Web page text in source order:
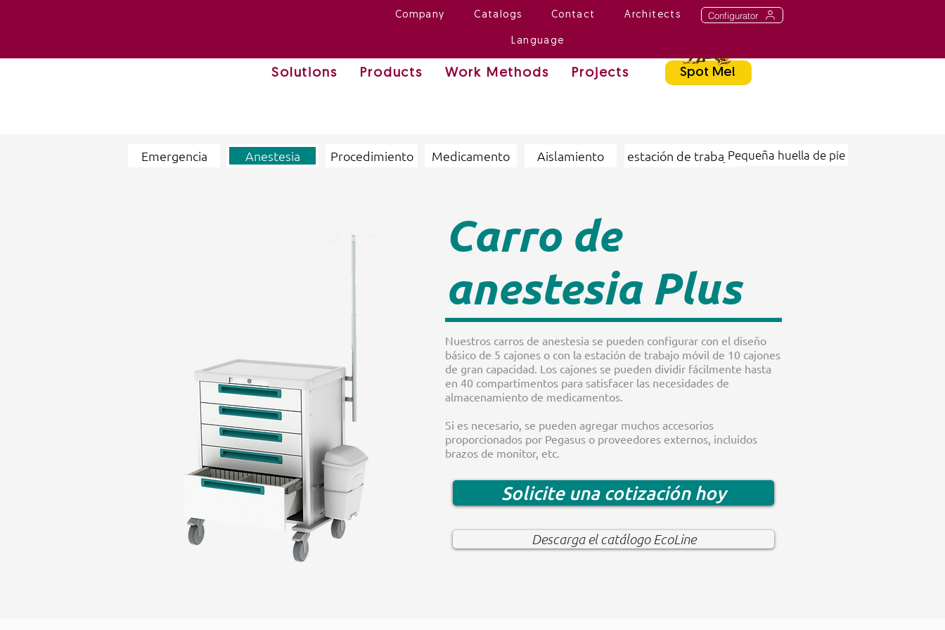
Solutions Products Work Methods Projects Spot Me!
Company Catalogs Contact Architects
Language
Configurator
Emergencia Anestesia Procedimiento Medicamento Aislamiento estación de trabajoPequeña huella de pie
Carro de
anestesia Plus
Nuestros carros de anestesia se pueden configurar con el diseño
básico de 5 cajones o con la estación de trabajo móvil de 10 cajones
de gran capacidad. Los cajones se pueden dividir fácilmente hasta
en 40 compartimentos para satisfacer las necesidades de
almacenamiento de medicamentos.
Si es necesario, se pueden agregar muchos accesorios
proporcionados por Pegasus o proveedores externos, incluidos
brazos de monitor, etc.
Solicite una cotización hoy
Descarga el catálogo EcoLine